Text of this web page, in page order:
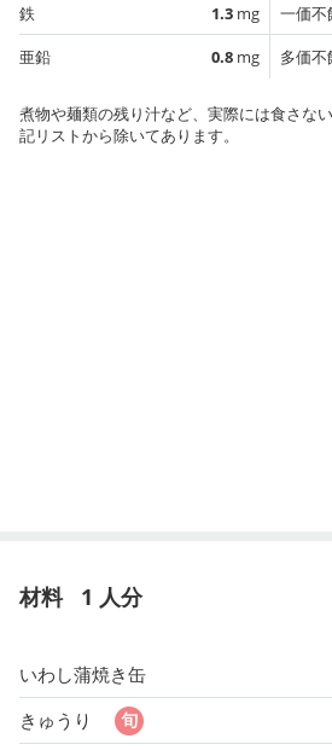
鉄
1.3 mg
亜鉛
0.8 mg
一価不
多価不
煮物や麺類の残り汁など、実際には食さな
記リストから除いてあります。
材料 1 人分
いわし蒲焼き缶
きゅうり